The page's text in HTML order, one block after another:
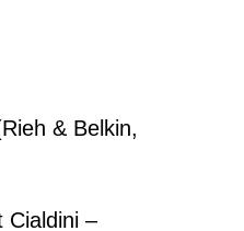
& Belkin,
Cialdini –